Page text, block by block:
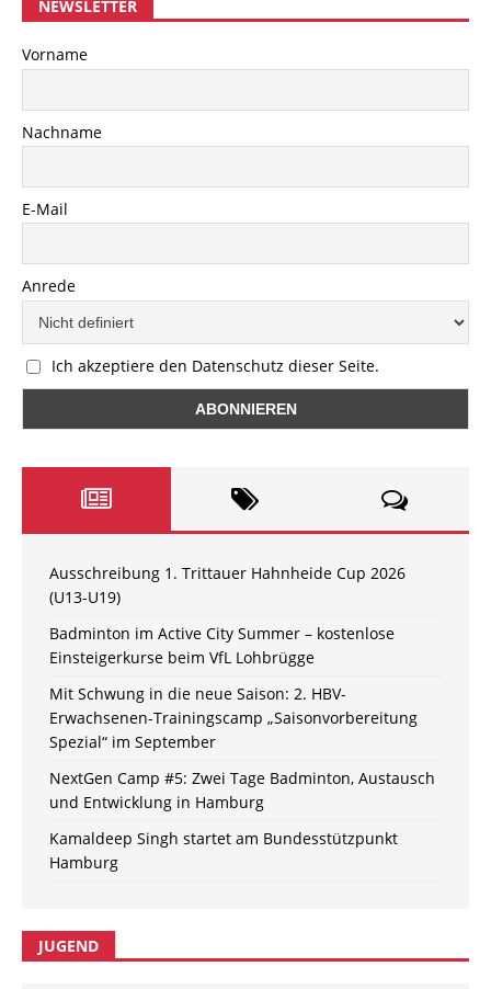
NEWSLETTER
Vorname
Nachname
E-Mail
Anrede
Ich akzeptiere den Datenschutz dieser Seite.
Ausschreibung 1. Trittauer Hahnheide Cup 2026
(U13-U19)
Badminton im Active City Summer – kostenlose
Einsteigerkurse beim VfL Lohbrügge
Mit Schwung in die neue Saison: 2. HBV-
Erwachsenen-Trainingscamp „Saisonvorbereitung
Spezial“ im September
NextGen Camp #5: Zwei Tage Badminton, Austausch
und Entwicklung in Hamburg
Kamaldeep Singh startet am Bundesstützpunkt
Hamburg
JUGEND